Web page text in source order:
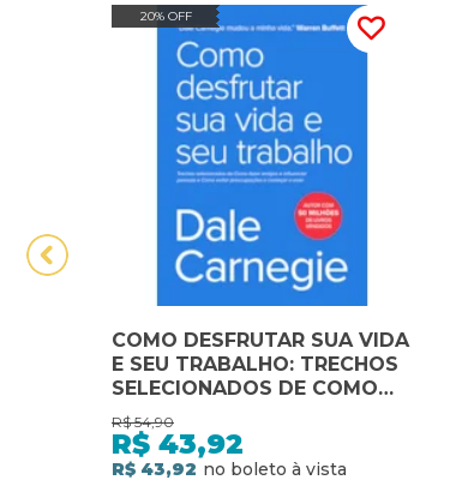
20% OFF
COMO DESFRUTAR SUA VIDA
E SEU TRABALHO: TRECHOS
SELECIONADOS DE COMO
FAZER AMIGOS E
INFLUENCIAR PESSOAS E
COMO EVITAR
PREOCUPAÇÕES E COMEÇAR
R$ 54,90
R$ 43,92
R$ 43,92